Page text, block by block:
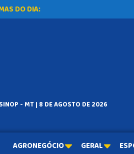
DO DIA:
SINOP - MT | 8 DE AGOSTO DE 2026
AGRONEGÓCIO GERAL